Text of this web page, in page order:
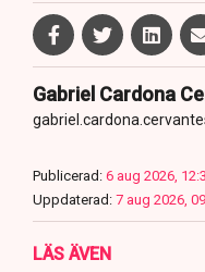
Gabriel Cardona
Publicerad: 6 aug 2026,
Uppdaterad: 7 aug 2026,
LÄS ÄVEN